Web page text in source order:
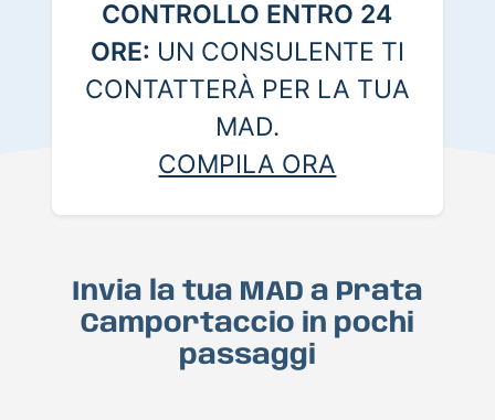
CONTROLLO ENTRO 24
ORE: UN CONSULENTE TI
CONTATTERÀ PER LA TUA
MAD.
COMPILA ORA
Invia la tua MAD a Prata
Camportaccio in pochi
passaggi